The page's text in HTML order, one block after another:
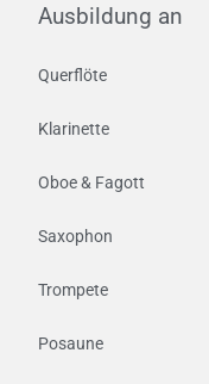
Ausbildung an
Querflöte
Klarinette
Oboe & Fagott
Saxophon
Trompete
Posaune